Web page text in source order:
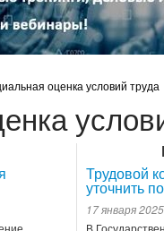
оценка условий труда
Трудовой
уточнить
17 января